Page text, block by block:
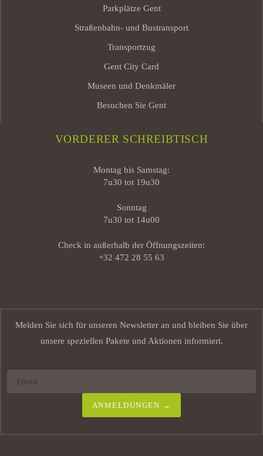
Parkplätze Gent
Straßenbahn- und Bustransport
Transportzug
Gent City Card
Museen und Denkmäler
Besuchen Sie Gent
VORDERER SCHREIBTISCH
Montag bis Samstag:
7u30 tot 19u30
Sonntag
7u30 tot 14u00
Check in außerhalb der Öffnungszeiten:
+32 472 28 55 63
Melden Sie sich für unseren Newsletter an und bleiben Sie über
unsere speziellen Pakete und Aktionen informiert.
ANMELDUNGEN →